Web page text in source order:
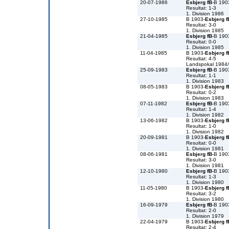
20-07-1986 Esbjerg fB-B
Resultat: 1-3
1. Division 1986
27-10-1985
B 1903-Esbjerg
Resultat: 3-0
1. Division 1985
21-04-1985
Esbjerg fB-B
Resultat: 0-0
1. Division 1985
11-04-1985
B 1903-Esbjerg
Resultat: 4-5
Landspokal
25-09-1983
Esbjerg fB-B
Resultat: 1-1
1. Division 1983
08-05-1983
B 1903-Esbjerg
Resultat: 0-2
1. Division 1983
07-11-1982
Esbjerg fB-B
Resultat: 1-4
1. Division 1982
13-06-1982
B 1903-Esbjerg
Resultat: 1-0
1. Division 1982
20-09-1981
B 1903-Esbjerg
Resultat: 0-0
1. Division 1981
08-06-1981
Esbjerg fB-B
Resultat: 3-0
1. Division 1981
12-10-1980
Esbjerg fB-B
Resultat: 1-3
1. Division 1980
11-05-1980
B 1903-Esbjerg
Resultat: 3-2
1. Division 1980
16-09-1979
Esbjerg fB-B
Resultat: 2-0
1. Division 1979
22-04-1979
B 1903-Esbjerg
Resultat: 2-4